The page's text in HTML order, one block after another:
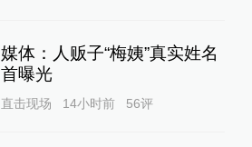
媒体：人贩子“梅姨”真实姓名
首曝光
直击现场 14小时前 56评